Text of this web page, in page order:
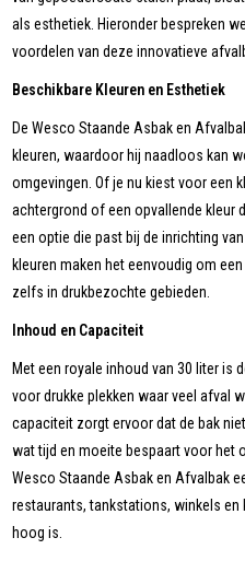
als esthetiek. Hieronder bespreken
voordelen van deze innovatieve
Beschikbare Kleuren en Esthetiek
De Wesco Staande Asbak en
kleuren, waardoor hij naadloos kan
omgevingen. Of je nu kiest voor een
achtergrond of een opvallende kleur
een optie die past bij de inrichting
kleuren maken het eenvoudig om
zelfs in drukbezochte gebieden.
Inhoud en Capaciteit
Met een royale inhoud van 30 liter is
voor drukke plekken waar veel afval
capaciteit zorgt ervoor dat de bak
wat tijd en moeite bespaart voor het
Wesco Staande Asbak en Afvalbak
restaurants, tankstations, winkels
hoog is.